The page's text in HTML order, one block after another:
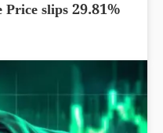
slips 29.81%